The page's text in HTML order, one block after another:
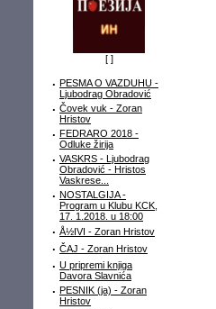
[ ]
· PESMA O VAZDUHU -
Ljubodrag Obradović
· Čovek vuk - Zoran
Hristov
· FEDRARO 2018 -
Odluke žirija
· VASKRS - Ljubodrag
Obradović - Hristos
Vaskrese...
· NOSTALGIJA -
Program u Klubu KCK,
17. 1.2018. u 18:00
· Å½IVI - Zoran Hristov
· ČAJ - Zoran Hristov
· U pripremi knjiga
Davora Slavnića
· PESNIK (ja) - Zoran
Hristov